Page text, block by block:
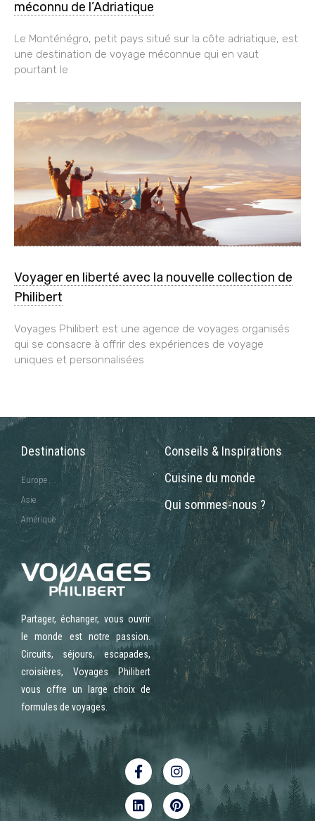
méconnu de l’Adriatique
Le Monténégro, petit pays situé sur la côte adriatique, est
une destination de voyage méconnue qui en vaut
pourtant le
Voyager en liberté avec la nouvelle collection de
Philibert
Voyages Philibert est une agence de voyages organisés
qui se consacre à offrir des expériences de voyage
uniques et personnalisées
Destinations
Europe
Asie
Amérique
Conseils & Inspirations
Cuisine du monde
Qui sommes-nous ?
Partager, échanger, vous ouvrir
le monde est notre passion.
Circuits, séjours, escapades,
croisières, Voyages Philibert
vous offre un large choix de
formules de voyages.